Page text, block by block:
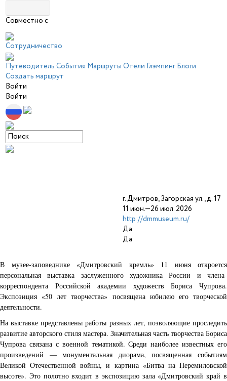
Совместно с
Сотрудничество
Путеводитель События Маршруты Отели Глэмпинг Блоги
Создать маршрут
Войти
Войти
г. Дмитров, Загорская ул., д. 17
11 июн.—26 июл. 2026
http://dmmuseum.ru/
Да
Да
В музее-заповеднике «Дмитровский кремль» 11 июня откроется
персональная выставка заслуженного художника России и члена-
корреспондента Российской академии художеств Бориса Чупрова.
Экспозиция «50 лет творчества» посвящена юбилею его творческой
деятельности.
На выставке представлены работы разных лет, позволяющие проследить
развитие авторского стиля мастера. Значительная часть творчества Бориса
Чупрова связана с военной тематикой. Среди наиболее известных его
произведений — монументальная диорама, посвященная событиям
Великой Отечественной войны, и картина «Битва на Перемиловской
высоте». Это полотно входит в экспозицию зала «Дмитровский край в